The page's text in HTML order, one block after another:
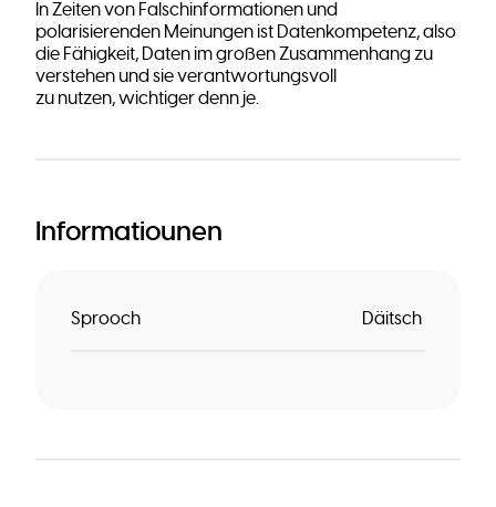
In Zeiten von Falschinformationen und
polarisierenden Meinungen ist Datenkompetenz, also
die Fähigkeit, Daten im großen Zusammenhang zu
verstehen und sie verantwortungsvoll
zu nutzen, wichtiger denn je.
Informatiounen
Sprooch Däitsch